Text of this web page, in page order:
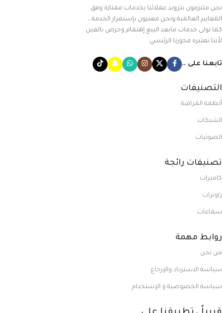
نحن ملتزمون بتزويد عملائنا بخدمات ممتازة وفق
المعايير العالمية ونحن معنيون بإستمرار الخدمة ،
كما نولى خدمات مابعد البيع إهتمام وحرص بالغين
لأننا نعتبره محورنا الرئيسي.
تابعنا على ..
التصنيفات
أنظمة المراقبة
الشبكات
الصوتيات
تصنيفات رائجة
كاميرات
راوترات
سماعات
روابط مهمة
من نحن
سياسة الاسترداد والإرجاع
سياسة الخصوصية و الإستخدام